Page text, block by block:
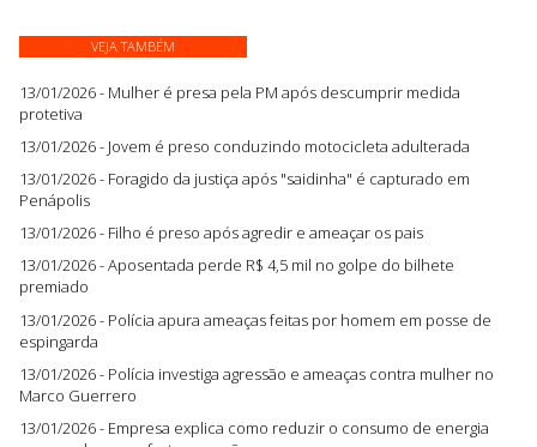
VEJA TAMBÉM
13/01/2026 - Mulher é presa pela PM após descumprir medida
protetiva
13/01/2026 - Jovem é preso conduzindo motocicleta adulterada
13/01/2026 - Foragido da justiça após "saidinha" é capturado em
Penápolis
13/01/2026 - Filho é preso após agredir e ameaçar os pais
13/01/2026 - Aposentada perde R$ 4,5 mil no golpe do bilhete
premiado
13/01/2026 - Polícia apura ameaças feitas por homem em posse de
espingarda
13/01/2026 - Polícia investiga agressão e ameaças contra mulher no
Marco Guerrero
13/01/2026 - Empresa explica como reduzir o consumo de energia